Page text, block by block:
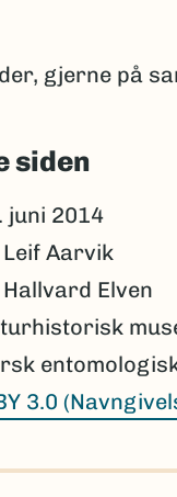
gjerne på
siden
juni 2014
Leif Aarvik
Hallvard Elven
3.0